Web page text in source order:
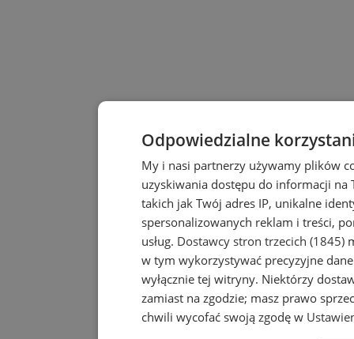
Odpowiedzialne
My i nasi partnerzy używamy plików
uzyskiwania dostępu do informacji
takich jak Twój adres IP, unikalne
spersonalizowanych reklam i treści,
usług. Dostawcy stron trzecich (1845)
w tym wykorzystywać precyzyjne
wyłącznie tej witryny. Niektórzy
zamiast na zgodzie; masz prawo
chwili wycofać swoją zgodę w